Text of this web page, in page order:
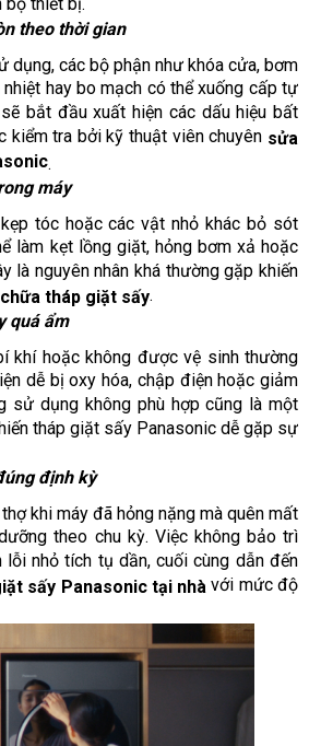
bộ thiết bị.
theo thời gian
dụng, các bộ phận như khóa cửa, bơm
hay bo mạch có thể xuống cấp tự
bắt đầu xuất hiện các dấu hiệu bất
kiểm tra bởi kỹ thuật viên chuyên sửa
.
máy
tóc hoặc các vật nhỏ khác bỏ sót
làm kẹt lồng giặt, hỏng bơm xả hoặc
là nguyên nhân khá thường gặp khiến
tháp giặt sấy.
quá ẩm
khí hoặc không được vệ sinh thường
dễ bị oxy hóa, chập điện hoặc giảm
sử dụng không phù hợp cũng là một
tháp giặt sấy Panasonic dễ gặp sự
định kỳ
khi máy đã hỏng nặng mà quên mất
theo chu kỳ. Việc không bảo trì
lỗi nhỏ tích tụ dần, cuối cùng dẫn đến
sấy Panasonic tại nhà với mức độ